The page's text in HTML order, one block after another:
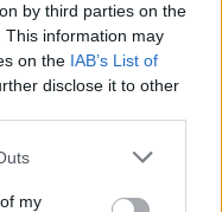
by third parties on the
This information may
on the IAB’s List of
disclose it to other
my
Kostic,
e 58′